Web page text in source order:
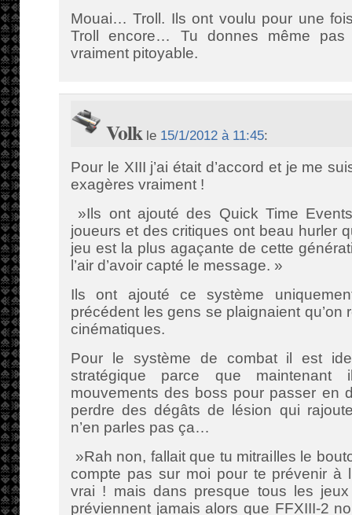
Mouai… Troll. Ils ont voulu pour une
Troll encore… Tu donnes même pas
vraiment pitoyable.
Volkle 15/1/2012 à 11:45:
Pour le XIII j’ai était d’accord et je me
exagères vraiment !
»Ils ont ajouté des Quick Time
joueurs et des critiques ont beau hurler
jeu est la plus agaçante de cette
l’air d’avoir capté le message. »
Ils ont ajouté ce système
précédent les gens se plaignaient qu’on
cinématiques.
Pour le système de combat il est
stratégique parce que
mouvements des boss pour passer en
perdre des dégâts de lésion qui
n’en parles pas ça…
»Rah non, fallait que tu mitrailles le
compte pas sur moi pour te prévenir à
vrai ! mais dans presque tous les
préviennent jamais alors que FFXIII-2